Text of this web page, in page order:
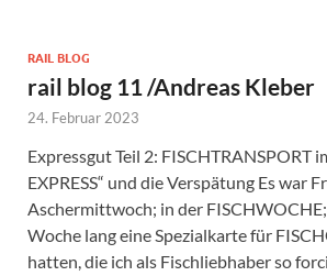
RAIL BLOG
rail blog 11 /Andreas Kleber
24. Februar 2023
Expressgut Teil 2: FISCHTRANSPORT
EXPRESS“ und die Verspätung Es war
Aschermittwoch; in der
Woche lang eine Spezialkarte für
hatten, die ich als Fischliebhaber so